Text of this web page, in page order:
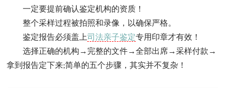
一定要提前确认鉴定机构的资质！
整个采样过程被拍照和录像，以确保严格。
鉴定报告必须盖上司法亲子鉴定专用印章才有效！
选择正确的机构→完整的文件→全部出席→采样付款→
拿到报告定下来;简单的五个步骤，其实并不复杂！